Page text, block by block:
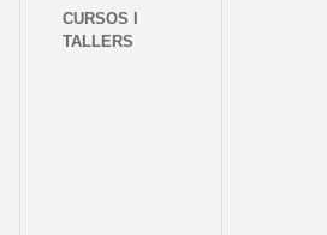
CURSOS I
TALLERS